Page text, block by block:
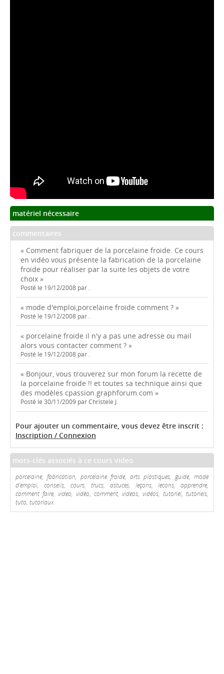
matériel nécessaire
commentaires
« Comment fabriquer de la porcelaine froide. Ce cours
en vidéo vous présente la fabrication de la porcelaine
froide pour réaliser par la suite les objets de votre
choix »
Posté le 19/12/2008 par .
« mode d'emploi,porcelaine froide comment ? »
Posté le 19/12/2008 par .
« porcelaine froide il n'y a pas une adresse ou mail
alors vous contacter comment ? »
Posté le 19/12/2008 par .
« Bonjour, vous trouverez sur mon forum la recette de
la porcelaine froide !! et toutes sa technique ainsi que
des modèles cpassion.graphforum.com »
Posté le 30/11/2009 par Christele J.
Pour ajouter un commentaire, vous devez être inscrit :
Inscription / Connexion
mots-clés associés à ce cours video
porcelaine, fabrication, porcelaine froide, arts plastiques, guide, mode
d'emploi, conseils, cours, trucs, astuces, leçons, lecons, apprendre,
comment faire, video, vidéo, comment, videos, vidéos, tutoriel, tutoriels,
tuto, tutoriaux.